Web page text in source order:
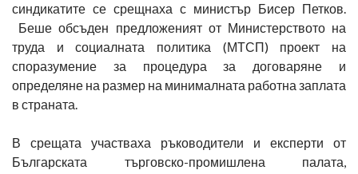
синдикатите се срещнаха с министър Бисер Петков.
Беше обсъден предложеният от Министерството на
труда и социалната политика (МТСП) проект на
споразумение за процедура за договаряне и
определяне на размер на минималната работна заплата
в страната.
В срещата участваха ръководители и експерти от
Българската търговско-промишлена палата,